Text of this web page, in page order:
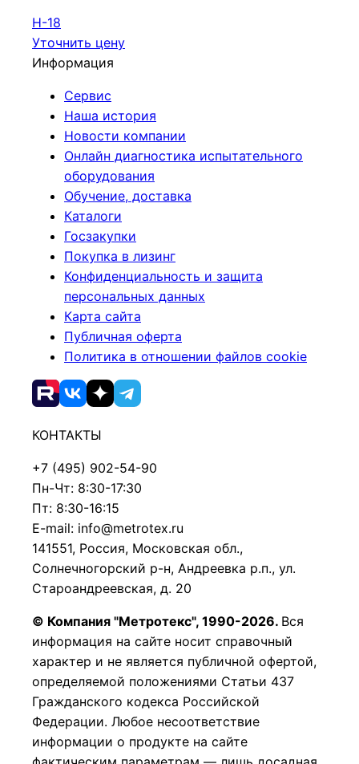
Н-18
Уточнить цену
Информация
Сервис
Наша история
Новости компании
Онлайн диагностика испытательного
оборудования
Обучение, доставка
Каталоги
Госзакупки
Покупка в лизинг
Конфиденциальность и защита
персональных данных
Карта сайта
Публичная оферта
Политика в отношении файлов cookie
КОНТАКТЫ
+7 (495) 902-54-90
Пн-Чт: 8:30-17:30
Пт: 8:30-16:15
E-mail: info@metrotex.ru
141551, Россия, Московская обл.,
Солнечногорский р-н, Андреевка р.п., ул.
Староандреевская, д. 20
© Компания "Метротекс", 1990-2026. Вся
информация на сайте носит справочный
характер и не является публичной офертой,
определяемой положениями Статьи 437
Гражданского кодекса Российской
Федерации. Любое несоответствие
информации о продукте на сайте